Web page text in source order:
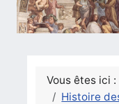
Vous êtes ici :
Histoire